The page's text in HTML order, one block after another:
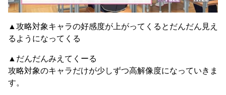
▲攻略対象キャラの好感度が上がってくるとだんだん見え
るようになってくる
▲だんだんみえてくーる
攻略対象のキャラだけが少しずつ高解像度になっていきま
す。